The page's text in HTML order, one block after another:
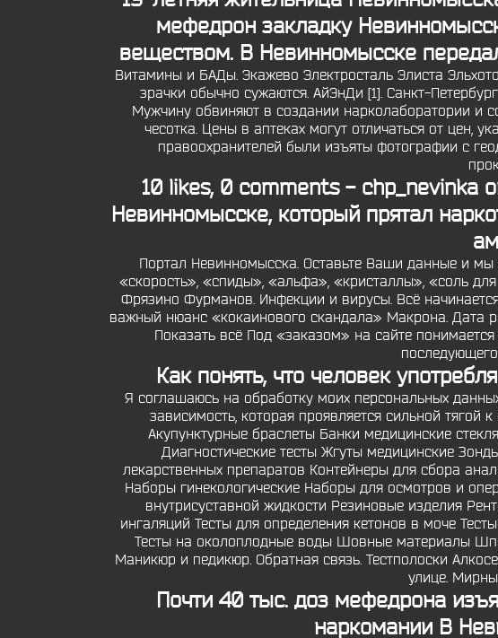
мефедрон закладку
веществом. В Невинномысске
Витамины и БАДы. Экажево Электросталь Элиста
зрачки обычно сужаются. АйЭнДи [1]. Санкт-
Мужчину обвиняют в создании нарколаборатории и
чесотка. Цены в аптеках могут отличаться от цен,
правоохранителей были изъяты фотографии с
10 likes, 0 comments - chp_nevinka
Невинномысске, который прятал
Портал Невинномысска. Оставьте Ваши данные и
«скорость», «спиды», «альфа», «кристаллы», «соль
Фрязино Фурманов. Инфекции и вирусы. Всё
важный нюанс «кокаинового скандала» Макрона. Дата
Показать всё Под «заказом» на сайте
Как понять, что человек
Я соглашаюсь на обработку моих персональных
зависимость, которая проявляется сильной тягой
Акупунктурные браслеты Банки медицинские
Диагностические тесты Жгуты медицинские
лекарственных препаратов Контейнеры для сбора
Наборы гинекологические Наборы для осмотров и
внутрисуставной жидкости Резиновые изделия
ингаляций Тесты для определения кетонов в моче
Тесты на околоплодные воды Шовные материалы
Маникюр и педикюр. Обратная связь. Тестполоски
улице.
Почти 40 тыс. доз мефедрона
наркомании В